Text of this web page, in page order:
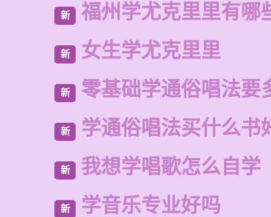
新 福州学尤克里里有哪
新 女生学尤克里里
新 零基础学通俗唱法要
新 学通俗唱法买什么书
新 我想学唱歌怎么自学
新 学音乐专业好吗